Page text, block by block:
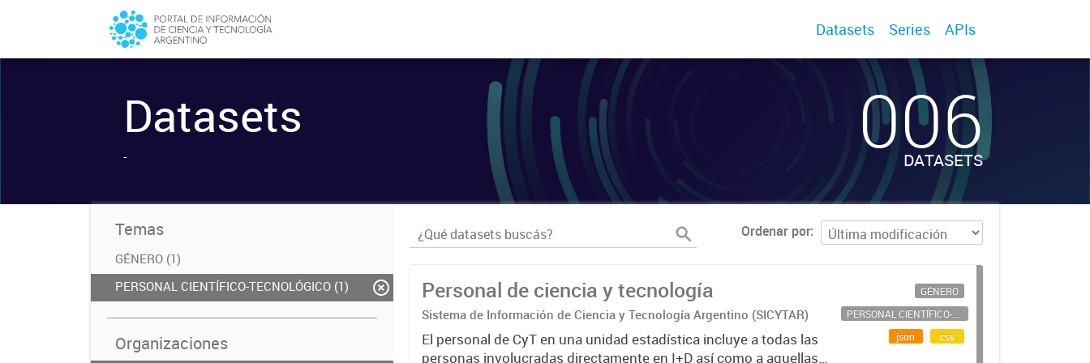
Datasets Series APIs
Datasets
- 006
DATASETS
Temas
GÉNERO (1)
PERSONAL CIENTÍFICO-TECNOLÓGICO (1)
Organizaciones
Ordenar por
Personal de ciencia y tecnología
Sistema de Información de Ciencia y Tecnología Argentino (SICYTAR)
El personal de CyT en una unidad estadística incluye a todas las
personas involucradas directamente en I+D así como a aquellas
GÉNERO
PERSONAL CIENTÍFICO-TECNOLÓGICO
json
csv